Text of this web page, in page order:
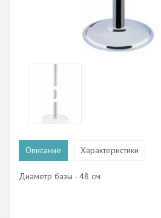
Описание Характеристики
Диаметр базы - 48 см